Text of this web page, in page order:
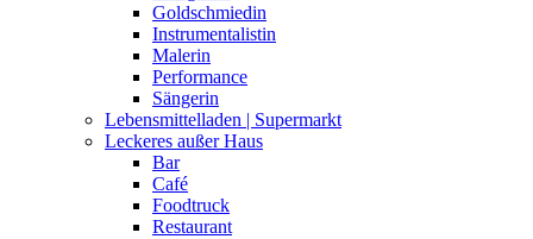
Goldschmiedin
Instrumentalistin
Malerin
Performance
Sängerin
Lebensmittelladen | Supermarkt
Leckeres außer Haus
Bar
Café
Foodtruck
Restaurant